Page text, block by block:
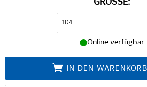
GRÖSSE:
Online verfügbar
IN DEN WARENKORB